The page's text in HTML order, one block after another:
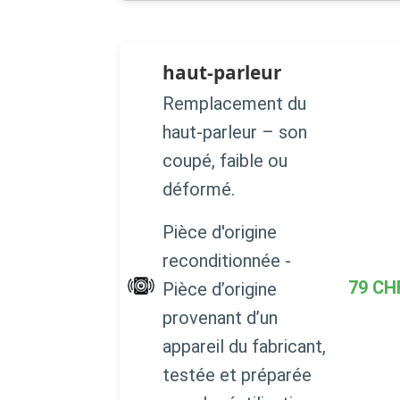
haut-parleur
Remplacement du
haut-parleur – son
coupé, faible ou
déformé.
Pièce d'origine
reconditionnée -
Pièce d’origine
provenant d’un
appareil du fabricant,
testée et préparée
79